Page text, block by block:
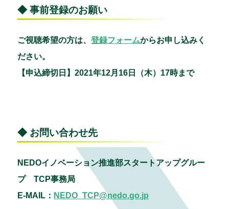
◆ 事前登録のお願い
ご視聴希望の方は、登録フォームからお申し込みく
ださい。
【申込締切日】2021年12月16日（木）17時まで
◆ お問い合わせ先
NEDOイノベーション推進部スタートアップグルー
プ TCP事務局
E-MAIL： NEDO_TCP@nedo.go.jp